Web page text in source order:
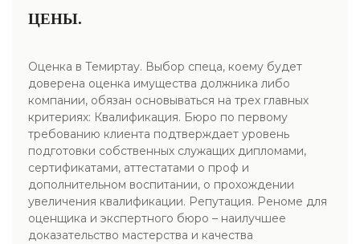
ЦЕНЫ.
Оценка в Темиртау. Выбор спеца, коему будет
доверена оценка имущества должника либо
компании, обязан основываться на трех главных
критериях: Квалификация. Бюро по первому
требованию клиента подтверждает уровень
подготовки собственных служащих дипломами,
сертификатами, аттестатами о проф и
дополнительном воспитании, о прохождении
увеличения квалификации. Репутация. Реноме для
оценщика и экспертного бюро – наилучшее
доказательство мастерства и качества